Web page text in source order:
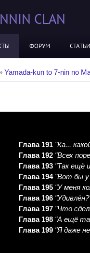
CLAN
ФОРУМ СТАТЬИ
Yamada-kun to 7-nin no
Глава 191 "Ка...
Глава 192 "Всех
Глава 193 "Так ещё
Глава 194 "Вот бы у
Глава 195 "У меня
Глава 196
Глава 197 "Что
Глава 198 "А ещё
Глава 199 "Я даже